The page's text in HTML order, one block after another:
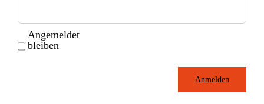
Angemeldet
bleiben
Anmelden